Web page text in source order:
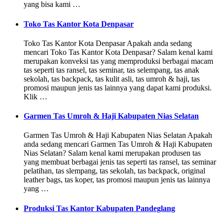
yang bisa kami …
Toko Tas Kantor Kota Denpasar
Toko Tas Kantor Kota Denpasar Apakah anda sedang
mencari Toko Tas Kantor Kota Denpasar? Salam kenal kami
merupakan konveksi tas yang memproduksi berbagai macam
tas seperti tas ransel, tas seminar, tas selempang, tas anak
sekolah, tas backpack, tas kulit asli, tas umroh & haji, tas
promosi maupun jenis tas lainnya yang dapat kami produksi.
Klik …
Garmen Tas Umroh & Haji Kabupaten Nias Selatan
Garmen Tas Umroh & Haji Kabupaten Nias Selatan Apakah
anda sedang mencari Garmen Tas Umroh & Haji Kabupaten
Nias Selatan? Salam kenal kami merupakan produsen tas
yang membuat berbagai jenis tas seperti tas ransel, tas seminar
pelatihan, tas slempang, tas sekolah, tas backpack, original
leather bags, tas koper, tas promosi maupun jenis tas lainnya
yang …
Produksi Tas Kantor Kabupaten Pandeglang